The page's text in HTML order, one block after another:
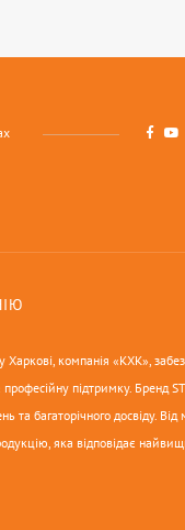
компанія «КХК»,
професійну підтримку. Бренд
та багаторічного досвіду.
яка відповідає